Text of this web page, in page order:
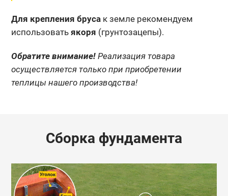
Для крепления брусак земле рекомендуем
использовать якоря (грунтозацепы).
Обратите внимание!Реализация товара
осуществляется только при приобретении
теплицы нашего производства!
Сборка фундамента